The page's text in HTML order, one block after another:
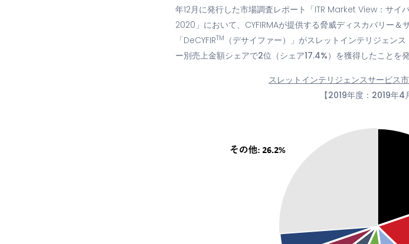
年12月に発行した市場調査レポート「ITR Market View：サ
2020」において、CYFIRMAが提供する脅威ディスカバリー
「DeCYFIRTM （デサイファー）」がスレットインテリジェン
ー別売上金額シェアで2位（シェア17.4%）を獲得したことを
スレットインテリジェンスサービス
【2019年度：2019年4